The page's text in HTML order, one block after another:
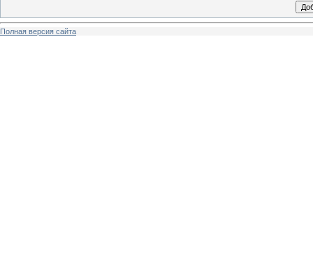
Полная версия сайта